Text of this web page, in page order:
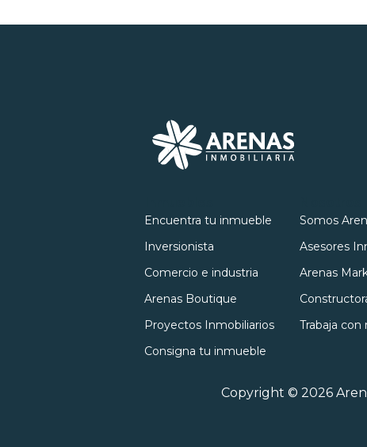
Encuentra tu inmueble
Inversionista
Comercio e industria
Arenas Boutique
Proyectos Inmobiliarios
Consigna tu inmueble
Somos
Asesores
Arenas
Trabaja con
Copyright © 2026